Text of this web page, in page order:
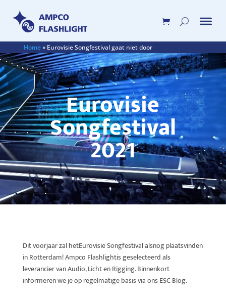
Home» Eurovisie Songfestival gaat niet door
Eurovisie
Songfestival
2021
Dit voorjaar zal hetEurovisie Songfestival alsnog plaatsvinden
in Rotterdam! Ampco Flashlightis geselecteerd als
leverancier van Audio, Licht en Rigging. Binnenkort
informeren we je op regelmatige basis via ons ESC Blog.